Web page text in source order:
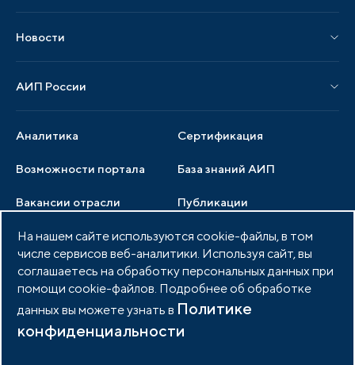
Аналитика Сертификация
Возможности портала
Образцы документов
База знаний АИП
Вакансии отрасли
Мероприятия отрасли
Новости
Новости отрасли
Публикации
Медиатека Тендеры
АИП России
Члены ассоциации
Услуги ассоциации
Документы АИП
Партнеры ассоциации
Фото и видео
Членство в АИП Войти в личный кабинет
На нашем сайте используются cookie-файлы, в том
числе сервисов веб-аналитики. Используя сайт, вы
соглашаетесь на обработку персональных данных при
помощи cookie-файлов. Подробнее об обработке
данных вы можете узнать в Политике
конфиденциальности